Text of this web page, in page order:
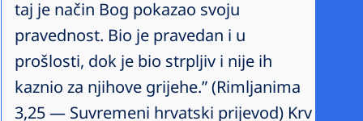
taj je način Bog pokazao svoju
pravednost. Bio je pravedan i u
prošlosti, dok je bio strpljiv i nije ih
kaznio za njihove grijehe.” (Rimljanima
3,25 — Suvremeni hrvatski prijevod) Krv